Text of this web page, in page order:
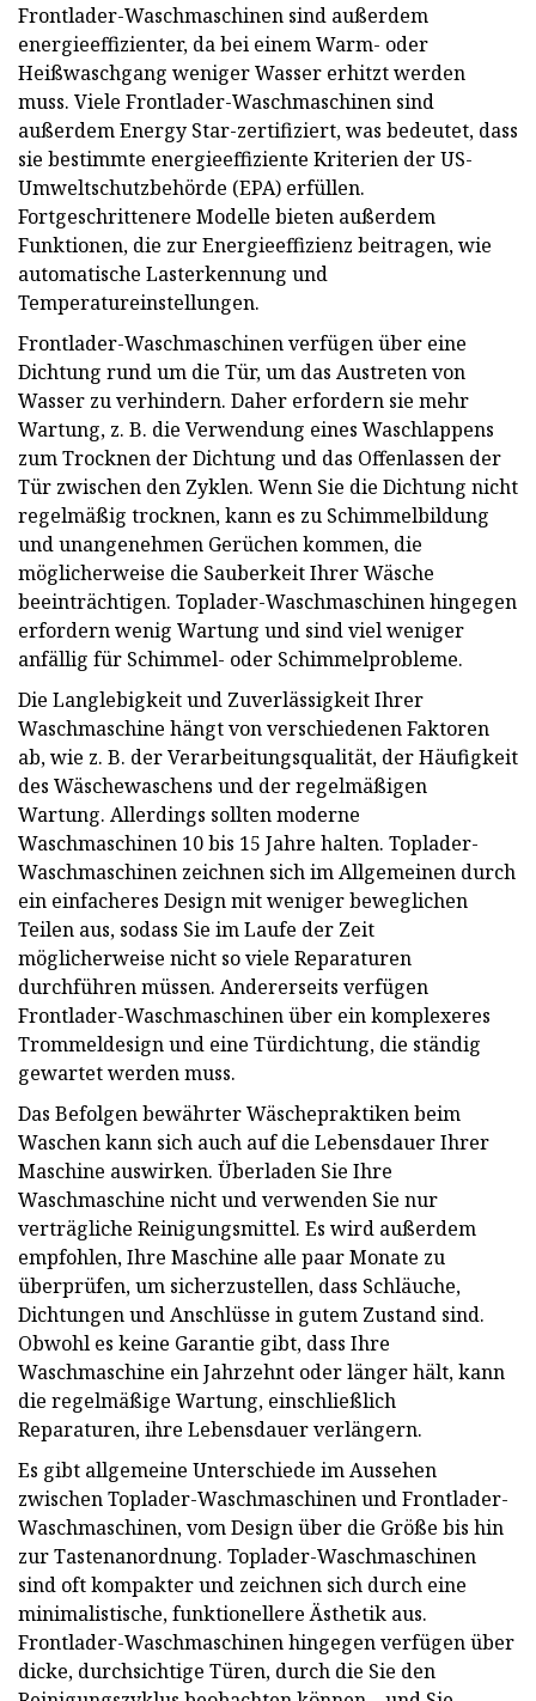
Frontlader-Waschmaschinen sind außerdem
energieeffizienter, da bei einem Warm- oder
Heißwaschgang weniger Wasser erhitzt werden
muss. Viele Frontlader-Waschmaschinen sind
außerdem Energy Star-zertifiziert, was bedeutet, dass
sie bestimmte energieeffiziente Kriterien der US-
Umweltschutzbehörde (EPA) erfüllen.
Fortgeschrittenere Modelle bieten außerdem
Funktionen, die zur Energieeffizienz beitragen, wie
automatische Lasterkennung und
Temperatureinstellungen.
Frontlader-Waschmaschinen verfügen über eine
Dichtung rund um die Tür, um das Austreten von
Wasser zu verhindern. Daher erfordern sie mehr
Wartung, z. B. die Verwendung eines Waschlappens
zum Trocknen der Dichtung und das Offenlassen der
Tür zwischen den Zyklen. Wenn Sie die Dichtung nicht
regelmäßig trocknen, kann es zu Schimmelbildung
und unangenehmen Gerüchen kommen, die
möglicherweise die Sauberkeit Ihrer Wäsche
beeinträchtigen. Toplader-Waschmaschinen hingegen
erfordern wenig Wartung und sind viel weniger
anfällig für Schimmel- oder Schimmelprobleme.
Die Langlebigkeit und Zuverlässigkeit Ihrer
Waschmaschine hängt von verschiedenen Faktoren
ab, wie z. B. der Verarbeitungsqualität, der Häufigkeit
des Wäschewaschens und der regelmäßigen
Wartung. Allerdings sollten moderne
Waschmaschinen 10 bis 15 Jahre halten. Toplader-
Waschmaschinen zeichnen sich im Allgemeinen durch
ein einfacheres Design mit weniger beweglichen
Teilen aus, sodass Sie im Laufe der Zeit
möglicherweise nicht so viele Reparaturen
durchführen müssen. Andererseits verfügen
Frontlader-Waschmaschinen über ein komplexeres
Trommeldesign und eine Türdichtung, die ständig
gewartet werden muss.
Das Befolgen bewährter Wäschepraktiken beim
Waschen kann sich auch auf die Lebensdauer Ihrer
Maschine auswirken. Überladen Sie Ihre
Waschmaschine nicht und verwenden Sie nur
verträgliche Reinigungsmittel. Es wird außerdem
empfohlen, Ihre Maschine alle paar Monate zu
überprüfen, um sicherzustellen, dass Schläuche,
Dichtungen und Anschlüsse in gutem Zustand sind.
Obwohl es keine Garantie gibt, dass Ihre
Waschmaschine ein Jahrzehnt oder länger hält, kann
die regelmäßige Wartung, einschließlich
Reparaturen, ihre Lebensdauer verlängern.
Es gibt allgemeine Unterschiede im Aussehen
zwischen Toplader-Waschmaschinen und Frontlader-
Waschmaschinen, vom Design über die Größe bis hin
zur Tastenanordnung. Toplader-Waschmaschinen
sind oft kompakter und zeichnen sich durch eine
minimalistische, funktionellere Ästhetik aus.
Frontlader-Waschmaschinen hingegen verfügen über
dicke, durchsichtige Türen, durch die Sie den